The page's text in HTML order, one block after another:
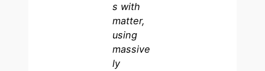
s with
matter,
using
massive
ly